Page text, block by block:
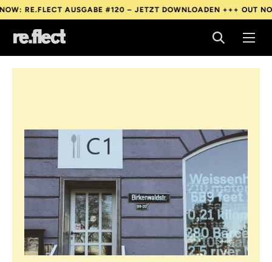
AUSGABE #120 – JETZT DOWNLOADEN +++OUT NOW:
AUSGABE #120 – JETZT DOWNLOADEN +++